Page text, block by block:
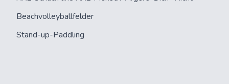
Beachvolleyballfelder
Stand-up-Paddling